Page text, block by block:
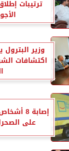
ترتيبات
وزير
اكتشافات
إصابة 8
على